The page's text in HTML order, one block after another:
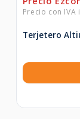
Terjetero